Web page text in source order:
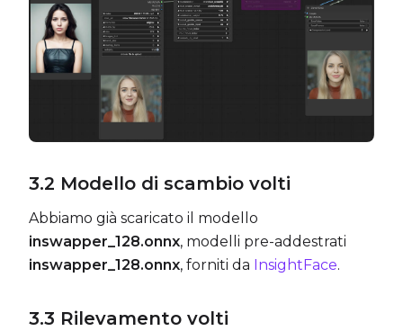
3.2 Modello di scambio volti
Abbiamo già scaricato il modello
inswapper_128.onnx, modelli pre-addestrati
inswapper_128.onnx, forniti da InsightFace.
3.3 Rilevamento volti